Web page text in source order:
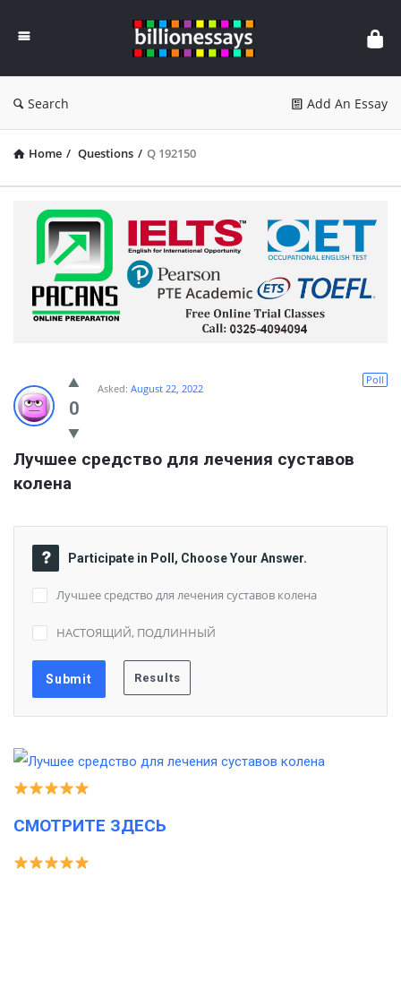
Essays
Search Add An Essay
Home / Questions / Q 192150
0
Poll
Asked: August 22, 2022
Лучшее средство для лечения суставов
колена
Participate in Poll, Choose Your Answer.
Лучшее средство для лечения суставов колена
НАСТОЯЩИЙ, ПОДЛИННЫЙ
СМОТРИТЕ ЗДЕСЬ